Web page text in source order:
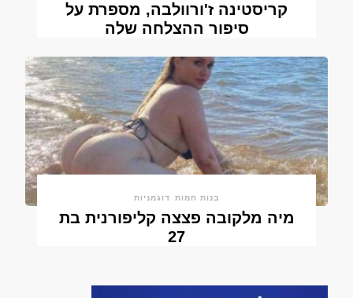
קריסטינה ז'ורוולבה, מספרת על
סיפור ההצלחה שלה
בנות חמות דוגמניות
מיה מלקובה פצצה קליפורנית בת
27